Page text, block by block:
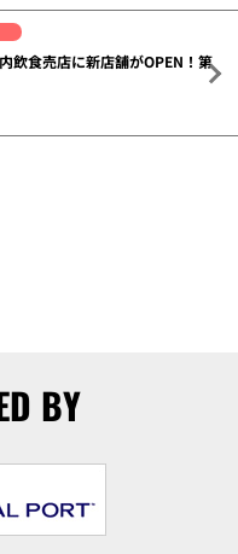
飲食売店に新店舗がOPEN！第
BY